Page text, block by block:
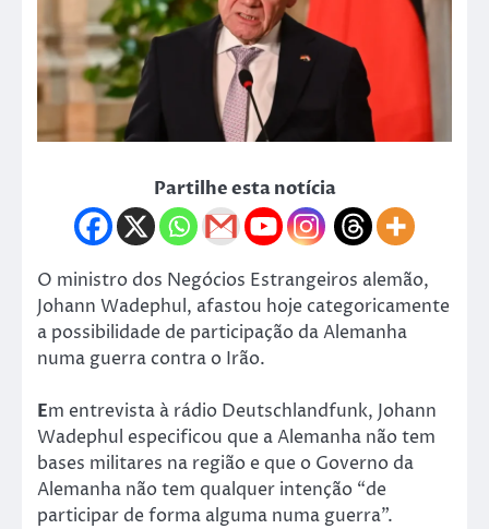
Partilhe esta notícia
O ministro dos Negócios Estrangeiros alemão,
Johann Wadephul, afastou hoje categoricamente
a possibilidade de participação da Alemanha
numa guerra contra o Irão.
Em entrevista à rádio Deutschlandfunk, Johann
Wadephul especificou que a Alemanha não tem
bases militares na região e que o Governo da
Alemanha não tem qualquer intenção “de
participar de forma alguma numa guerra”.